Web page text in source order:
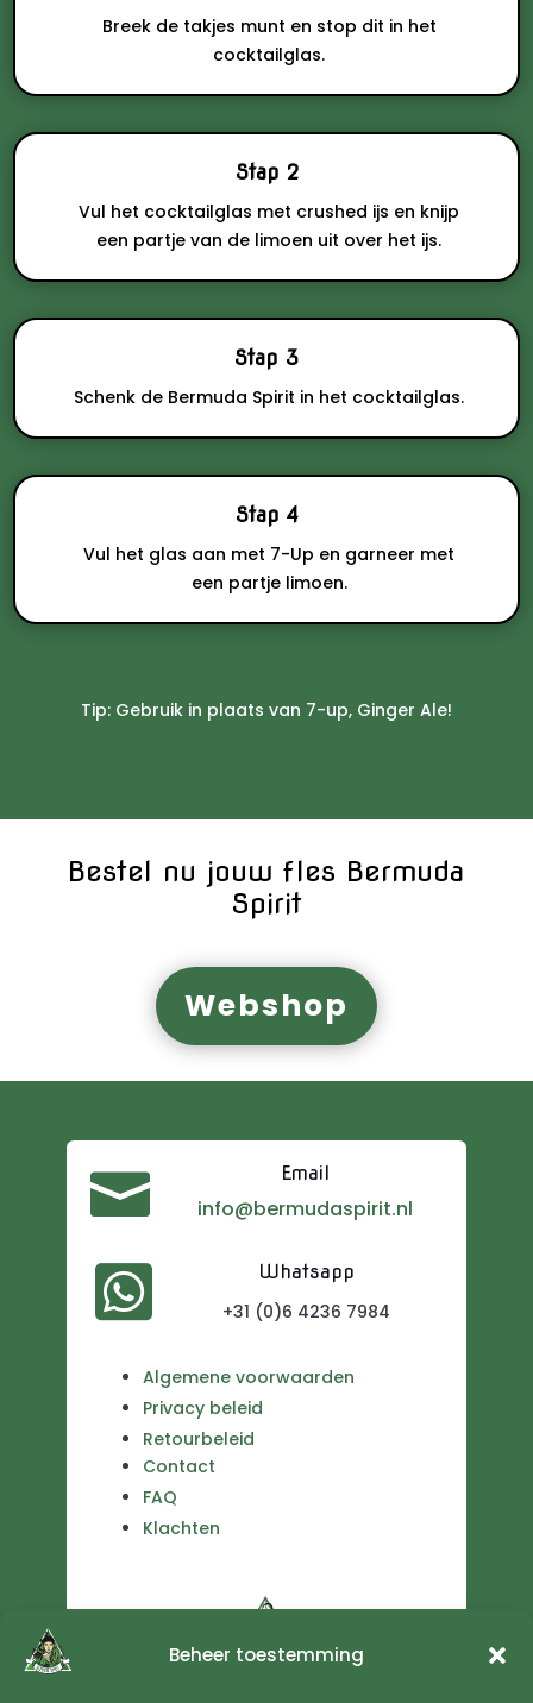
Beheer toestemming
Breek de takjes munt en stop dit in het
cocktailglas.
Stap 2
Vul het cocktailglas met crushed ijs en knijp
een partje van de limoen uit over het ijs.
Stap 3
Schenk de Bermuda Spirit in het cocktailglas.
Stap 4
Vul het glas aan met 7-Up en garneer met
een partje limoen.
Tip: Gebruik in plaats van 7-up, Ginger Ale!
Bestel nu jouw fles Bermuda
Spirit
Webshop
 Email
info@bermudaspirit.nl
 Whatsapp
+31 (0)6 4236 7984
Algemene voorwaarden
Privacy beleid
Retourbeleid
Contact
FAQ
Klachten